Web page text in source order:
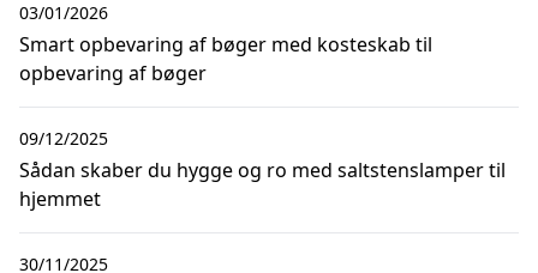
Smart opbevaring af bøger med kosteskab til
opbevaring af bøger
03/01/2026
Sådan skaber du hygge og ro med saltstenslamper til
hjemmet
09/12/2025
30/11/2025